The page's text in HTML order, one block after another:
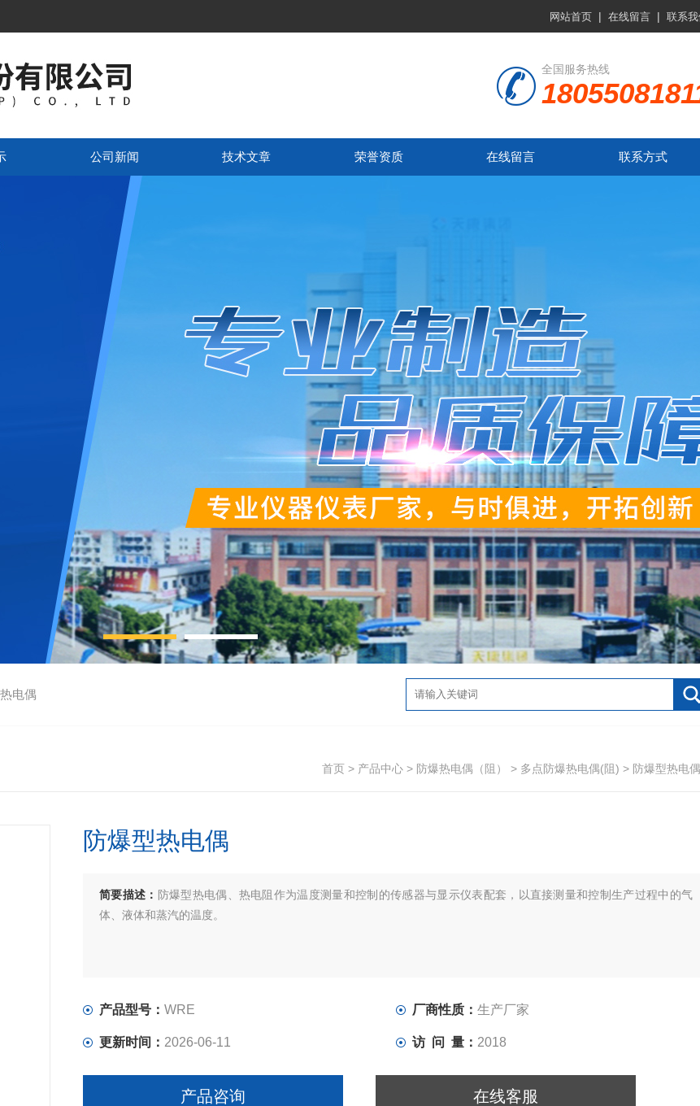
网站首页 | 在线留言 | 联系
全国服务热线
公司新闻 技术文章 荣誉资质 在线留言 联系方式
电偶
首页 > 产品中心 > 防爆热电偶（阻） > 多点防爆热电偶(阻) > 防爆型热电偶
防爆型热电偶
简要描述： 防爆型热电偶、热电阻作为温度测量和控制的传感器与显示仪表配套，以直接测量和控制生产过程中的气
体、液体和蒸汽的温度。
产品型号： WRE 厂商性质： 生产厂家
更新时间： 2026-06-11 访 问 量： 2018
产品咨询 在线客服